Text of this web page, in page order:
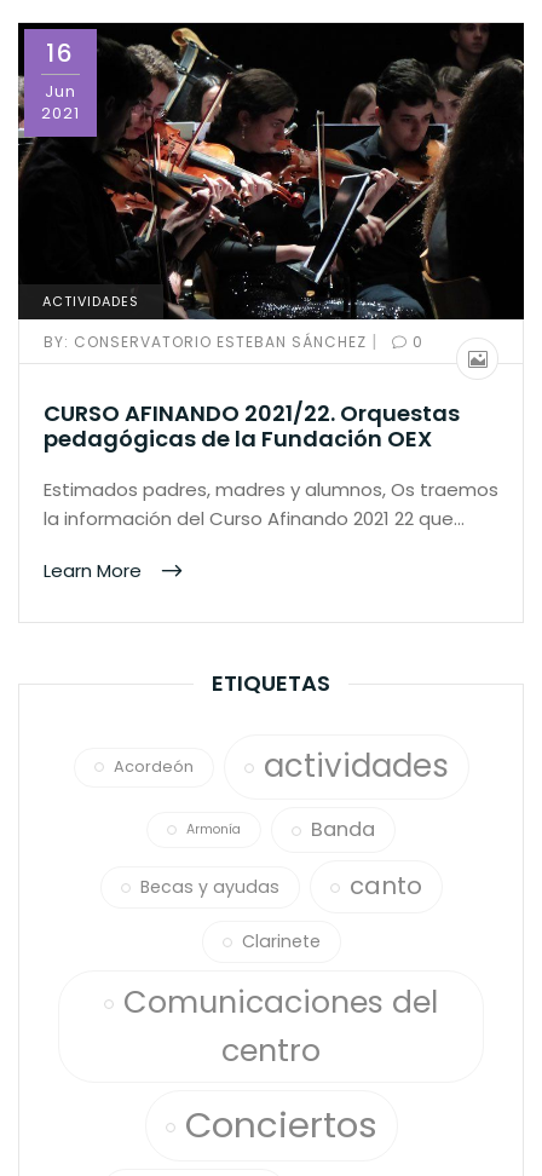
16
Jun
2021
ACTIVIDADES
BY: CONSERVATORIO ESTEBAN SÁNCHEZ | 0
CURSO AFINANDO 2021/22. Orquestas
pedagógicas de la Fundación OEX
Estimados padres, madres y alumnos, Os traemos
la información del Curso Afinando 2021 22 que…
Learn More
ETIQUETAS
Acordeón actividades
Armonía Banda
Becas y ayudas canto
Clarinete
Comunicaciones del
centro
Conciertos